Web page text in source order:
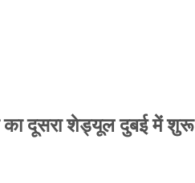
का दूसरा शेड्यूल दुबई में शुरू